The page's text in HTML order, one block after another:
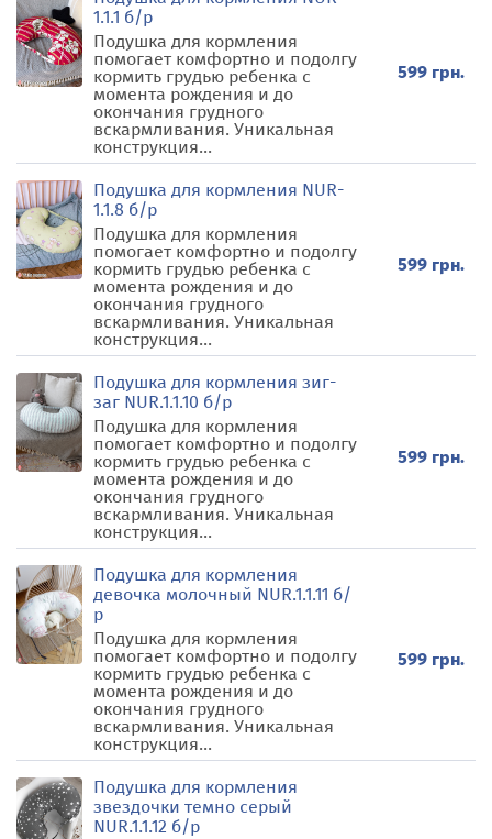
1.1.1 б/р
Подушка для кормления
помогает комфортно и подолгу
кормить грудью ребенка с
момента рождения и до
окончания грудного
вскармливания. Уникальная
конструкция...
599 грн.
Подушка для кормления NUR-
1.1.8 б/р
Подушка для кормления
помогает комфортно и подолгу
кормить грудью ребенка с
момента рождения и до
окончания грудного
вскармливания. Уникальная
конструкция...
599 грн.
Подушка для кормления зиг-
заг NUR.1.1.10 б/р
Подушка для кормления
помогает комфортно и подолгу
кормить грудью ребенка с
момента рождения и до
окончания грудного
вскармливания. Уникальная
конструкция...
599 грн.
Подушка для кормления
девочка молочный NUR.1.1.11 б/
р
Подушка для кормления
помогает комфортно и подолгу
кормить грудью ребенка с
момента рождения и до
окончания грудного
вскармливания. Уникальная
конструкция...
599 грн.
Подушка для кормления
звездочки темно серый
NUR.1.1.12 б/р